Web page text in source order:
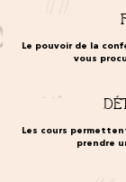
Le pouvoir de la
vous
Les cours
prendre